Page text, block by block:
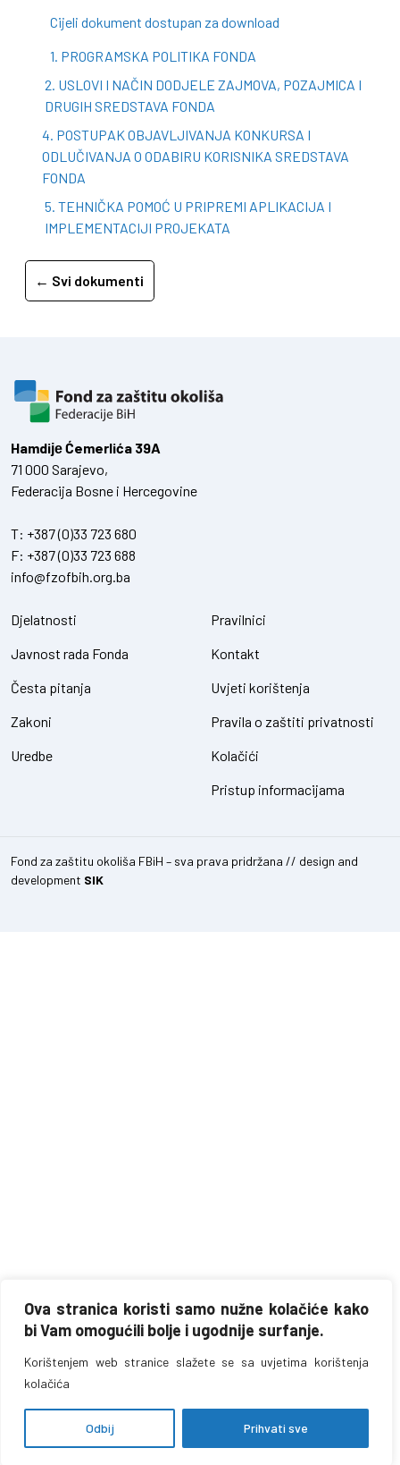
Ova stranica koristi samo nužne kolačiće kako
bi Vam omogućili bolje i ugodnije surfanje.
Korištenjem web stranice slažete se sa uvjetima korištenja
kolačića
Odbij Prihvati sve
Cijeli dokument dostupan za download
1. PROGRAMSKA POLITIKA FONDA
2. USLOVI I NAČIN DODJELE ZAJMOVA, POZAJMICA I
DRUGIH SREDSTAVA FONDA
4. POSTUPAK OBJAVLJIVANJA KONKURSA I
ODLUČIVANJA O ODABIRU KORISNIKA SREDSTAVA
FONDA
5. TEHNIČKA POMOĆ U PRIPREMI APLIKACIJA I
IMPLEMENTACIJI PROJEKATA
← Svi dokumenti
Hamdiје Ćemerlića 39A
71 000 Sarajevo,
Federacija Bosne i Hercegovine
T: +387 (0)33 723 680
F: +387 (0)33 723 688
info@fzofbih.org.ba
Djelatnosti
Javnost rada Fonda
Česta pitanja
Zakoni
Uredbe
Pravilnici
Kontakt
Uvjeti korištenja
Pravila o zaštiti privatnosti
Kolačići
Pristup informacijama
Fond za zaštitu okoliša FBiH – sva prava pridržana // design and
development SIK